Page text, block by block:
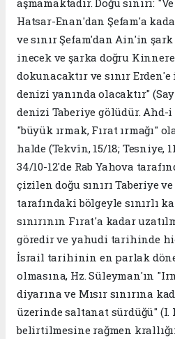
Hatsar-Enan'dan Şefam'a
ve sınır Şefam'dan Ain'in
inecek ve şarka doğru
dokunacaktır ve sınır
denizi yanında olacaktır"
denizi Taberiye gölüdür. Ahd-i
"büyük ırmak, Fırat ırmağı"
halde (Tekvîn, 15/18; Tesniye,
34/10-12'de Rab Yahova
çizilen doğu sınırı Taberiye
tarafındaki bölgeyle sınırlı
sınırının Fırat'a kadar
göredir ve yahudi tarihinde
İsrail tarihinin en parlak
olmasına, Hz. Süleyman'ın
diyarına ve Mısır sınırına
üzerinde saltanat sürdüğü" (I.
belirtilmesine rağmen